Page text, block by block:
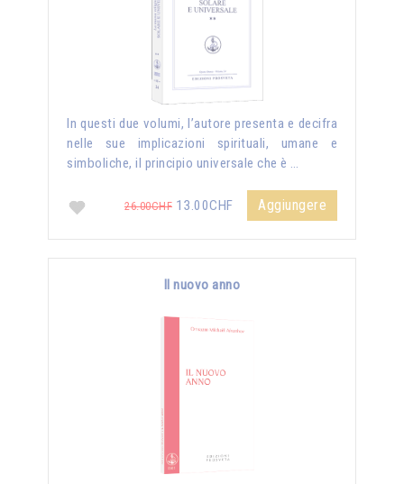
In questi due volumi, l’autore presenta e decifra
nelle sue implicazioni spirituali, umane e
simboliche, il principio universale che è …
26.00CHF 13.00CHF Aggiungere
Il nuovo anno